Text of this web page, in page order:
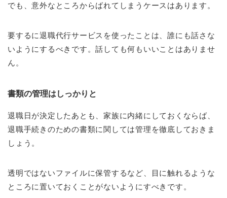
でも、意外なところからばれてしまうケースはあります。
要するに退職代行サービスを使ったことは、誰にも話さな
いようにするべきです。話しても何もいいことはありませ
ん。
書類の管理はしっかりと
退職日が決定したあとも、家族に内緒にしておくならば、
退職手続きのための書類に関しては管理を徹底しておきま
しょう。
透明ではないファイルに保管するなど、目に触れるような
ところに置いておくことがないようにすべきです。